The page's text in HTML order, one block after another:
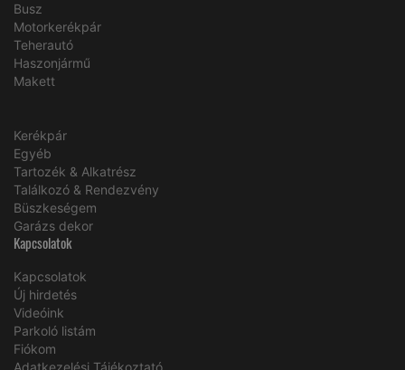
Busz
Motorkerékpár
Teherautó
Haszonjármű
Makett
Kerékpár
Egyéb
Tartozék & Alkatrész
Találkozó & Rendezvény
Büszkeségem
Garázs dekor
Kapcsolatok
Kapcsolatok
Új hirdetés
Videóink
Parkoló listám
Fiókom